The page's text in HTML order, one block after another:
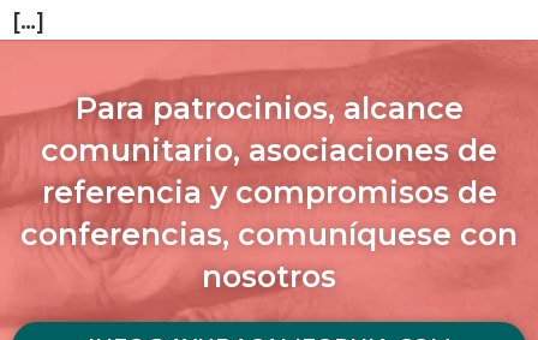
[…]
Para patrocinios, alcance
comunitario, asociaciones de
referencia y compromisos de
conferencias, comuníquese con
nosotros